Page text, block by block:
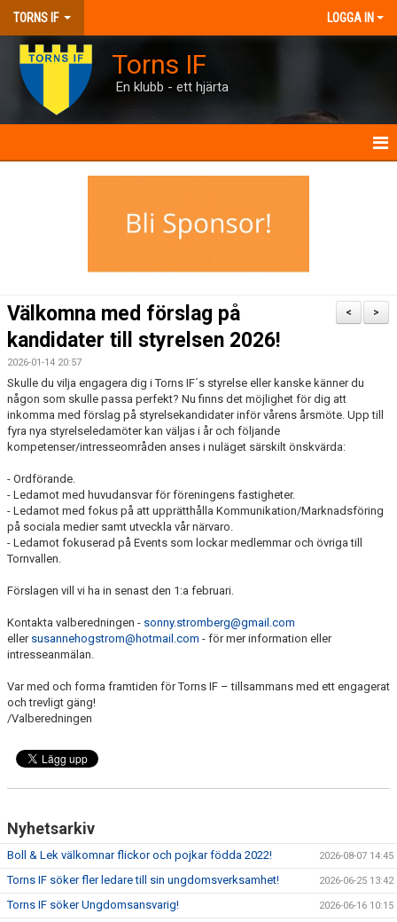
TORNS IF LOGGA IN
Torns IF
En klubb - ett hjärta
MATCHER
TORN I SAMHÄLLET
ARRANGEMANG
WEBBSHOP
>
<
Välkomna med förslag på
kandidater till styrelsen 2026!
2026-01-14 20:57
Skulle du vilja engagera dig i Torns IF´s styrelse eller kanske känner du
någon som skulle passa perfekt? Nu finns det möjlighet för dig att
inkomma med förslag på styrelsekandidater inför vårens årsmöte. Upp till
fyra nya styrelseledamöter kan väljas i år och följande
kompetenser/intresseområden anses i nuläget särskilt önskvärda:
- Ordförande.
- Ledamot med huvudansvar för föreningens fastigheter.
- Ledamot med fokus på att upprätthålla Kommunikation/Marknadsföring
på sociala medier samt utveckla vår närvaro.
- Ledamot fokuserad på Events som lockar medlemmar och övriga till
Tornvallen.
Förslagen vill vi ha in senast den 1:a februari.
Kontakta valberedningen - sonny.stromberg@gmail.com
eller susannehogstrom@hotmail.com - för mer information eller
intresseanmälan.
Var med och forma framtiden för Torns IF – tillsammans med ett engagerat
och trevligt gäng!
/Valberedningen
Nyhetsarkiv
Boll & Lek välkomnar flickor och pojkar födda 2022! 2026-08-07 14:45
Torns IF söker fler ledare till sin ungdomsverksamhet! 2026-06-25 13:42
Torns IF söker Ungdomsansvarig! 2026-06-16 10:15